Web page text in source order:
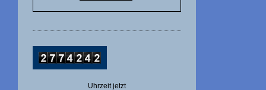
Uhrzeit jetzt